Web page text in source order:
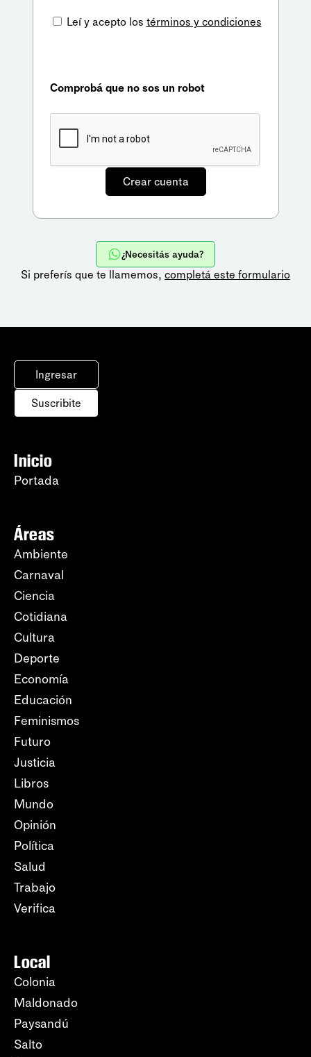
Leí y acepto los términos y condiciones
Comprobá que no sos un robot
¿Necesitás ayuda?
Si preferís que te llamemos, completá este formulario
Ingresar
Suscribite
Inicio
Portada
Áreas
Ambiente
Carnaval
Ciencia
Cotidiana
Cultura
Deporte
Economía
Educación
Feminismos
Futuro
Justicia
Libros
Mundo
Opinión
Política
Salud
Trabajo
Verifica
Local
Colonia
Maldonado
Paysandú
Salto